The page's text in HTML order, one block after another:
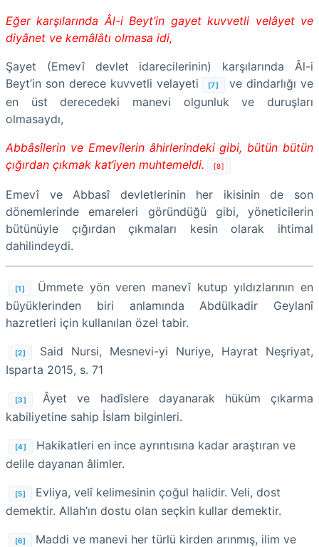
Eğer karşılarında Âl-i Beyt’in gayet kuvvetli velâyet ve
diyânet ve kemâlâtı olmasa idi,
Şayet (Emevî devlet idarecilerinin) karşılarında Âl-i
Beyt’in son derece kuvvetli velayeti
[7]
ve dindarlığı ve
en üst derecedeki manevi olgunluk ve duruşları
olmasaydı,
Abbâsîlerin ve Emevîlerin âhirlerindeki gibi, bütün bütün
çığırdan çıkmak kat‘iyen muhtemeldi.
[8]
Emevî ve Abbasî devletlerinin her ikisinin de son
dönemlerinde emareleri göründüğü gibi, yöneticilerin
bütünüyle çığırdan çıkmaları kesin olarak ihtimal
dahilindeydi.
[1]
Ümmete yön veren manevî kutup yıldızlarının en
büyüklerinden biri anlamında Abdülkadir Geylanî
hazretleri için kullanılan özel tabir.
[2]
Said Nursi, Mesnevi-yi Nuriye, Hayrat Neşriyat,
Isparta 2015, s. 71
[3]
Âyet ve hadîslere dayanarak hüküm çıkarma
kabiliyetine sahip İslam bilginleri.
[4]
Hakikatleri en ince ayrıntısına kadar araştıran ve
delile dayanan âlimler.
[5]
Evliya, velî kelimesinin çoğul halidir. Veli, dost
demektir. Allah’ın dostu olan seçkin kullar demektir.
[6]
Maddi ve manevi her türlü kirden arınmış, ilim ve